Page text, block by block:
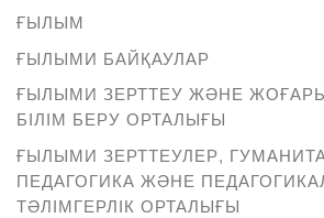
ҒЫЛЫМ
ҒЫЛЫМИ БАЙҚАУЛАР
ҒЫЛЫМИ ЗЕРТТЕУ ЖӘНЕ
БІЛІМ БЕРУ ОРТАЛЫҒЫ
ҒЫЛЫМИ ЗЕРТТЕУЛЕР,
ПЕДАГОГИКА ЖӘНЕ
ТӘЛІМГЕРЛІК ОРТАЛЫҒЫ